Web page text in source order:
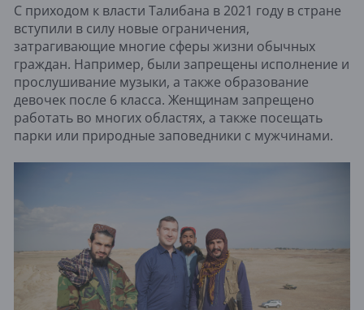
С приходом к власти Талибана в 2021 году в стране
вступили в силу новые ограничения,
затрагивающие многие сферы жизни обычных
граждан. Например, были запрещены исполнение и
прослушивание музыки, а также образование
девочек после 6 класса. Женщинам запрещено
работать во многих областях, а также посещать
парки или природные заповедники с мужчинами.